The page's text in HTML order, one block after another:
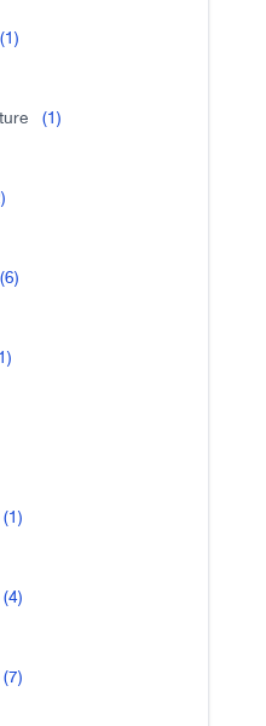
(1)
(1)
(6)
(1)
(4)
(7)